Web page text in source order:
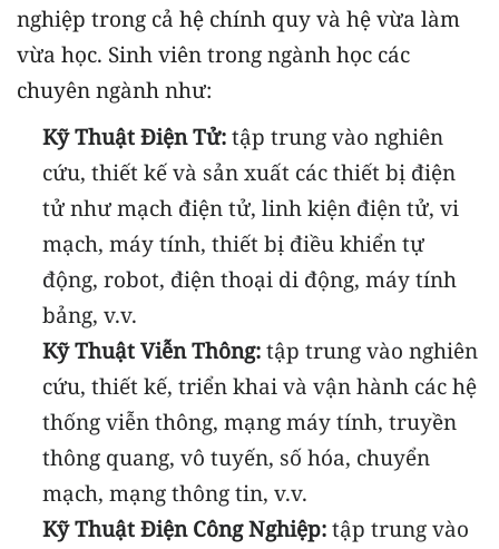
nghiệp trong cả hệ chính quy và hệ vừa làm
vừa học. Sinh viên trong ngành học các
chuyên ngành như:
Kỹ Thuật Điện Tử: tập trung vào nghiên
cứu, thiết kế và sản xuất các thiết bị điện
tử như mạch điện tử, linh kiện điện tử, vi
mạch, máy tính, thiết bị điều khiển tự
động, robot, điện thoại di động, máy tính
bảng, v.v.
Kỹ Thuật Viễn Thông: tập trung vào nghiên
cứu, thiết kế, triển khai và vận hành các hệ
thống viễn thông, mạng máy tính, truyền
thông quang, vô tuyến, số hóa, chuyển
mạch, mạng thông tin, v.v.
Kỹ Thuật Điện Công Nghiệp: tập trung vào